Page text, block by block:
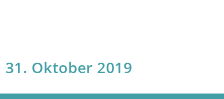
31. Oktober 2019